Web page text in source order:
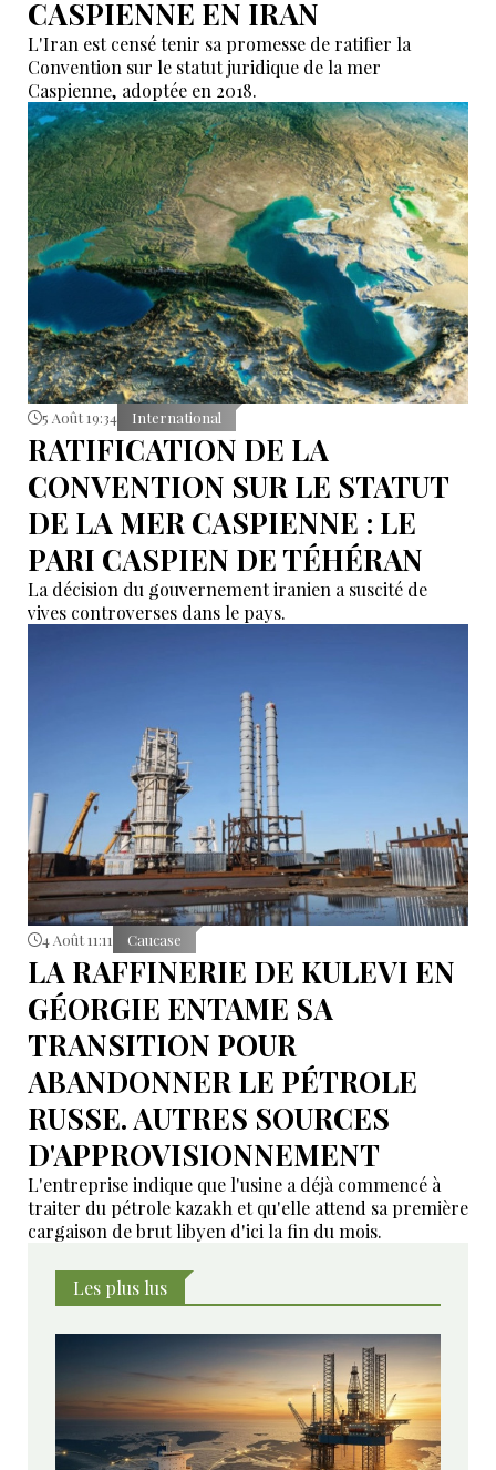
CASPIENNE EN IRAN
L'Iran est censé tenir sa promesse de ratifier la
Convention sur le statut juridique de la mer
Caspienne, adoptée en 2018.
5 Août 19:34 International
RATIFICATION DE LA
CONVENTION SUR LE STATUT
DE LA MER CASPIENNE : LE
PARI CASPIEN DE TÉHÉRAN
La décision du gouvernement iranien a suscité de
vives controverses dans le pays.
4 Août 11:11 Caucase
LA RAFFINERIE DE KULEVI EN
GÉORGIE ENTAME SA
TRANSITION POUR
ABANDONNER LE PÉTROLE
RUSSE. AUTRES SOURCES
D'APPROVISIONNEMENT
L'entreprise indique que l'usine a déjà commencé à
traiter du pétrole kazakh et qu'elle attend sa première
cargaison de brut libyen d'ici la fin du mois.
Les plus lus